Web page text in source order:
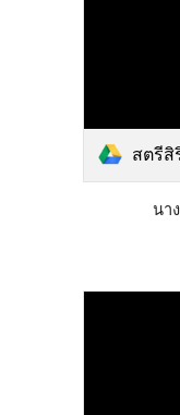
สตรีสิริเก
นา